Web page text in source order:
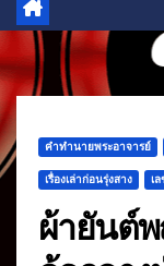
คำทำนายพระอาจารย์
เรื่องเล่าก่อนรุ่งสาง เ
ผ้ายันต์